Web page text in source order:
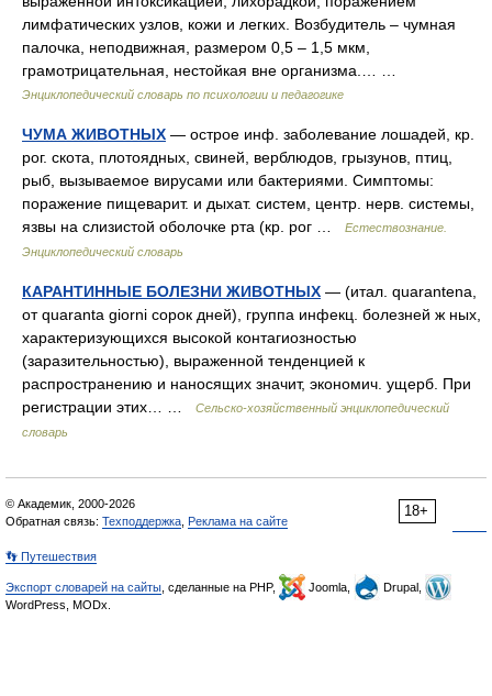
лимфатических узлов, кожи и легких. Возбудитель – чумная
палочка, неподвижная, размером 0,5 – 1,5 мкм,
грамотрицательная, нестойкая вне организма.… …
Энциклопедический словарь по психологии и педагогике
ЧУМА ЖИВОТНЫХ — острое инф. заболевание лошадей, кр.
рог. скота, плотоядных, свиней, верблюдов, грызунов, птиц,
рыб, вызываемое вирусами или бактериями. Симптомы:
поражение пищеварит. и дыхат. систем, центр. нерв. системы,
язвы на слизистой оболочке рта (кр. рог …
Естествознание.
Энциклопедический словарь
КАРАНТИННЫЕ БОЛЕЗНИ ЖИВОТНЫХ — (итал. quarantena,
от quaranta giorni сорок дней), группа инфекц. болезней ж ных,
характеризующихся высокой контагиозностью
(заразительностью), выраженной тенденцией к
распространению и наносящих значит, экономич. ущерб. При
регистрации этих… …
Сельско-хозяйственный энциклопедический
словарь
18+
© Академик, 2000-2026
Обратная связь: Техподдержка Реклама на сайте
👣 Путешествия
Экспорт словарей на сайты , сделанные на PHP, Joomla,
Drupal,
WordPress, MODx.